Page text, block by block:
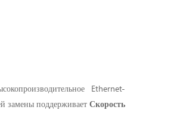
Ethernet-
замены поддерживает Скорость